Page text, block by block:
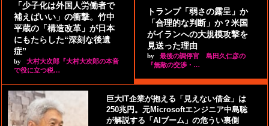
「少子化は外国人労働者で
補えばいい」の衝撃。竹中
平蔵の「構造改革」が日本
にもたらした“深刻な後遺
症”
by
大村大次郎『大村大次郎の本音
で役に立つ税…
トランプ「弱さの露呈」か
「合理的な判断」か？米国
がイランへの大規模攻撃を
見送った理由
by
最後の調停官 島田久仁彦の
『無敵の交渉・…
巨大IT企業が抱える「見えない借金」は
250兆円。元Microsoftエンジニア中島聡
が解説する「AIブーム」の危うい裏側